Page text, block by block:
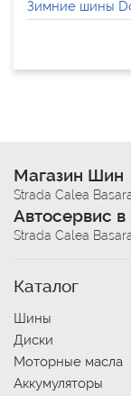
Зимние шины
Магазин Шин
Strada Calea
Автосервис
Strada Calea
Каталог
Шины
Диски
Моторные масла
Аккумуляторы